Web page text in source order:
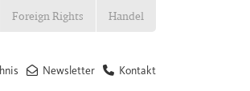
Foreign Rights Handel
Kontakt
Newsletter